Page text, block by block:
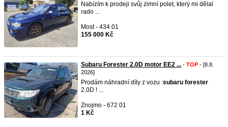
Nabízím k prodeji svůj zimní polet, který mi dělal
rado ...
Most - 434 01
155 000 Kč
Subaru Forester 2.0D motor EE2 ... - TOP - [8.8.
2026]
Prodám náhradní díly z vozu :subaru forester
2.0D ! ...
Znojmo - 672 01
1 Kč